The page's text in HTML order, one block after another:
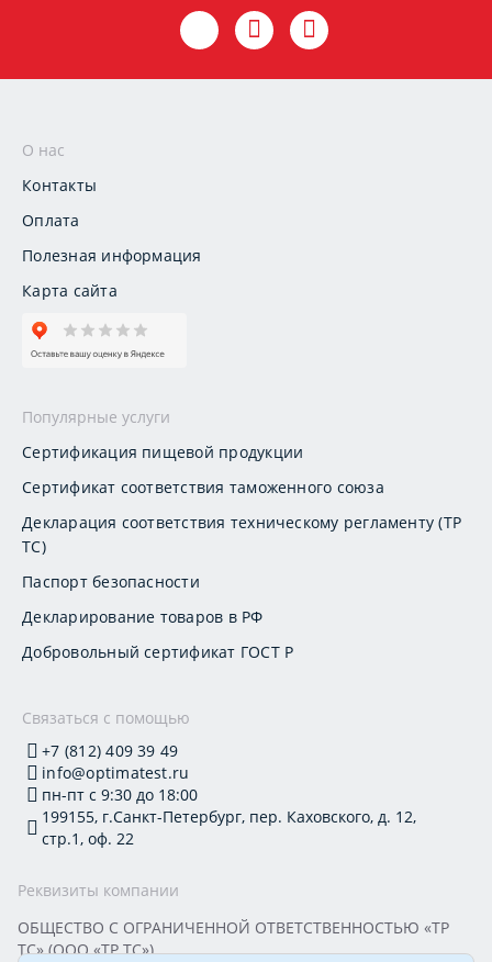
О нас
Контакты
Оплата
Полезная информация
Карта сайта
Популярные услуги
Сертификация пищевой продукции
Сертификат соответствия таможенного союза
Декларация соответствия техническому регламенту (ТР
ТС)
Паспорт безопасности
Декларирование товаров в РФ
Добровольный сертификат ГОСТ Р
Связаться с помощью
+7 (812) 409 39 49
info@optimatest.ru
пн-пт с 9:30 до 18:00
199155, г.Санкт-Петербург, пер. Каховского, д. 12,
стр.1, оф. 22
Реквизиты компании
ОБЩЕСТВО С ОГРАНИЧЕННОЙ ОТВЕТСТВЕННОСТЬЮ «ТР
ТС» (ООО «ТР ТС»)